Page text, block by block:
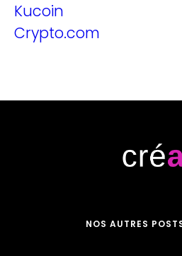
Kucoin
Crypto.com
NOS AUTRES